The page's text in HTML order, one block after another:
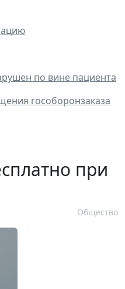
по вине пациента
гособоронзаказа
при
Общество